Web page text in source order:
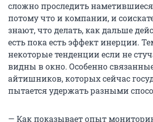
сложно проследить
потому что и компании, и
знают, что делать, как дальше
есть пока есть эффект инерции.
некоторые тенденции если не
видны в окно. Особенно
айтишников, которых сейчас
пытается удержать разными
— Как показывает опыт